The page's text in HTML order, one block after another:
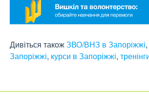
Дивіться такожЗВО/ВНЗ в Запоріжжі,
Запоріжжі, курси в Запоріжжі,